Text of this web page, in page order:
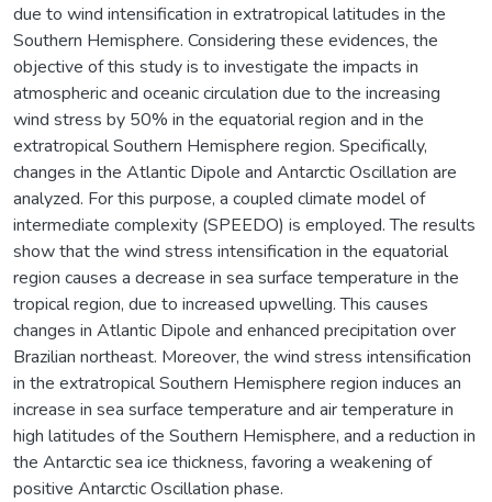
due to wind intensification in extratropical latitudes in the
Southern Hemisphere. Considering these evidences, the
objective of this study is to investigate the impacts in
atmospheric and oceanic circulation due to the increasing
wind stress by 50% in the equatorial region and in the
extratropical Southern Hemisphere region. Specifically,
changes in the Atlantic Dipole and Antarctic Oscillation are
analyzed. For this purpose, a coupled climate model of
intermediate complexity (SPEEDO) is employed. The results
show that the wind stress intensification in the equatorial
region causes a decrease in sea surface temperature in the
tropical region, due to increased upwelling. This causes
changes in Atlantic Dipole and enhanced precipitation over
Brazilian northeast. Moreover, the wind stress intensification
in the extratropical Southern Hemisphere region induces an
increase in sea surface temperature and air temperature in
high latitudes of the Southern Hemisphere, and a reduction in
the Antarctic sea ice thickness, favoring a weakening of
positive Antarctic Oscillation phase.